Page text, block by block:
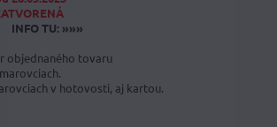
INFO TU: »»»
objednaného tovaru
v hotovosti, aj kartou.